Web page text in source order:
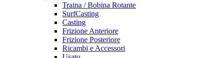
Traina / Bobina Rotante
SurfCasting
Casting
Frizione Anteriore
Frizione Posteriore
Ricambi e Accessori